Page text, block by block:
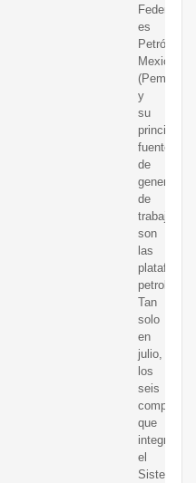
Federal
es
Petróleos
Mexicanos
(Pemex)
y
su
principal
fuente
de
generación
de
trabajo
son
las
petroleras.
Tan
solo
en
julio,
los
seis
complejos
que
integran
el
Sistema